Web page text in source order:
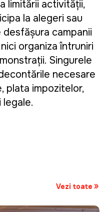
limitării activității,
la alegeri sau
campanii
organiza întruniri
Singurele
necesare
plata impozitelor,
Vezi toate